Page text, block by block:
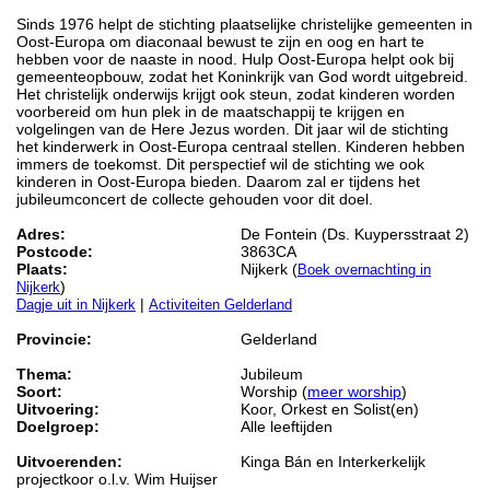
Sinds 1976 helpt de stichting plaatselijke christelijke gemeenten in
Oost-Europa om diaconaal bewust te zijn en oog en hart te
hebben voor de naaste in nood. Hulp Oost-Europa helpt ook bij
gemeenteopbouw, zodat het Koninkrijk van God wordt uitgebreid.
Het christelijk onderwijs krijgt ook steun, zodat kinderen worden
voorbereid om hun plek in de maatschappij te krijgen en
volgelingen van de Here Jezus worden. Dit jaar wil de stichting
het kinderwerk in Oost-Europa centraal stellen. Kinderen hebben
immers de toekomst. Dit perspectief wil de stichting we ook
kinderen in Oost-Europa bieden. Daarom zal er tijdens het
jubileumconcert de collecte gehouden voor dit doel.
Adres:
De Fontein (Ds. Kuypersstraat 2)
Postcode:
3863CA
Plaats:
Nijkerk (Boek overnachting in
Nijkerk)
Dagje uit in Nijkerk | Activiteiten Gelderland
Provincie:
Gelderland
Thema:
Jubileum
Soort:
Worship (meer worship)
Uitvoering:
Koor, Orkest en Solist(en)
Doelgroep:
Alle leeftijden
Uitvoerenden:
Kinga Bán en Interkerkelijk
projectkoor o.l.v. Wim Huijser